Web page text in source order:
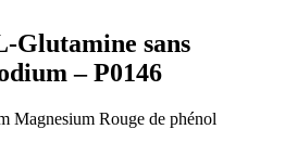
Glutamine sans
– P0146
Magnesium Rouge de phénol